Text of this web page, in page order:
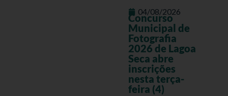
04/08/2026
Concurso
Municipal de
Fotografia
2026 de Lagoa
Seca abre
inscrições
nesta terça-
feira (4)